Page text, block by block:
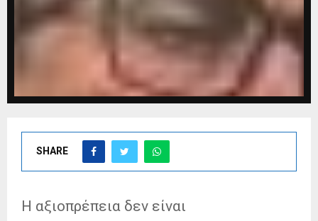
SHARE
Η αξιοπρέπεια δεν είναι